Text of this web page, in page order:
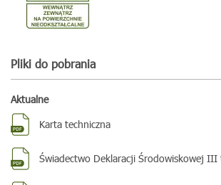
Pliki do pobrania
Aktualne
Karta techniczna
Świadectwo Deklaracji Środowiskowej III